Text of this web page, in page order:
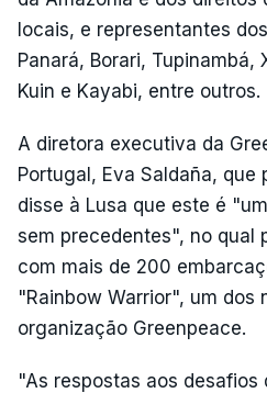
locais, e representantes
Panará, Borari, Tupinambá,
Kuin e Kayabi, entre outros.
A diretora executiva da
Portugal, Eva Saldaña,
disse à Lusa que este é
sem precedentes", no qual
com mais de 200
"Rainbow Warrior", um dos
organização Greenpeace.
"As respostas aos